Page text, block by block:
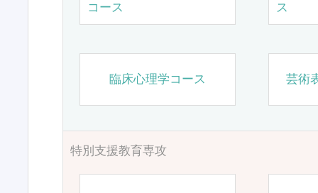
コース
ス
臨床心理学コース 芸術
特別支援教育専攻